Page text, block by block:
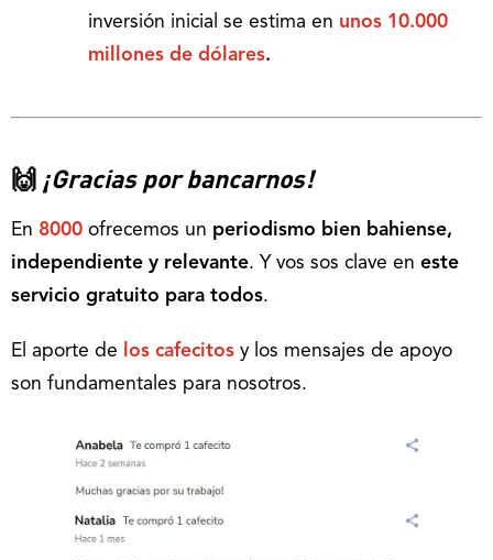
inversión inicial se estima en unos 10.000
millones de dólares.
🙌 ¡Gracias por bancarnos!
En 8000 ofrecemos un periodismo bien bahiense,
independiente y relevante. Y vos sos clave en este
servicio gratuito para todos.
El aporte de los cafecitos y los mensajes de apoyo
son fundamentales para nosotros.